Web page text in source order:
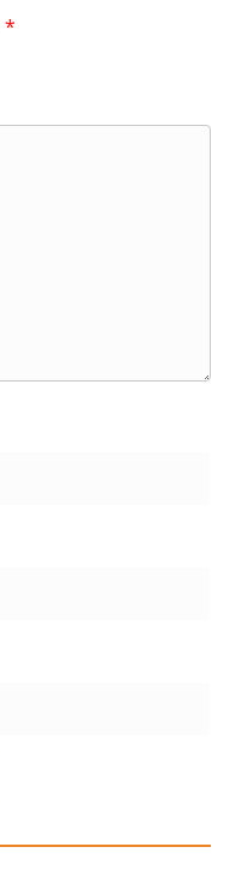
*